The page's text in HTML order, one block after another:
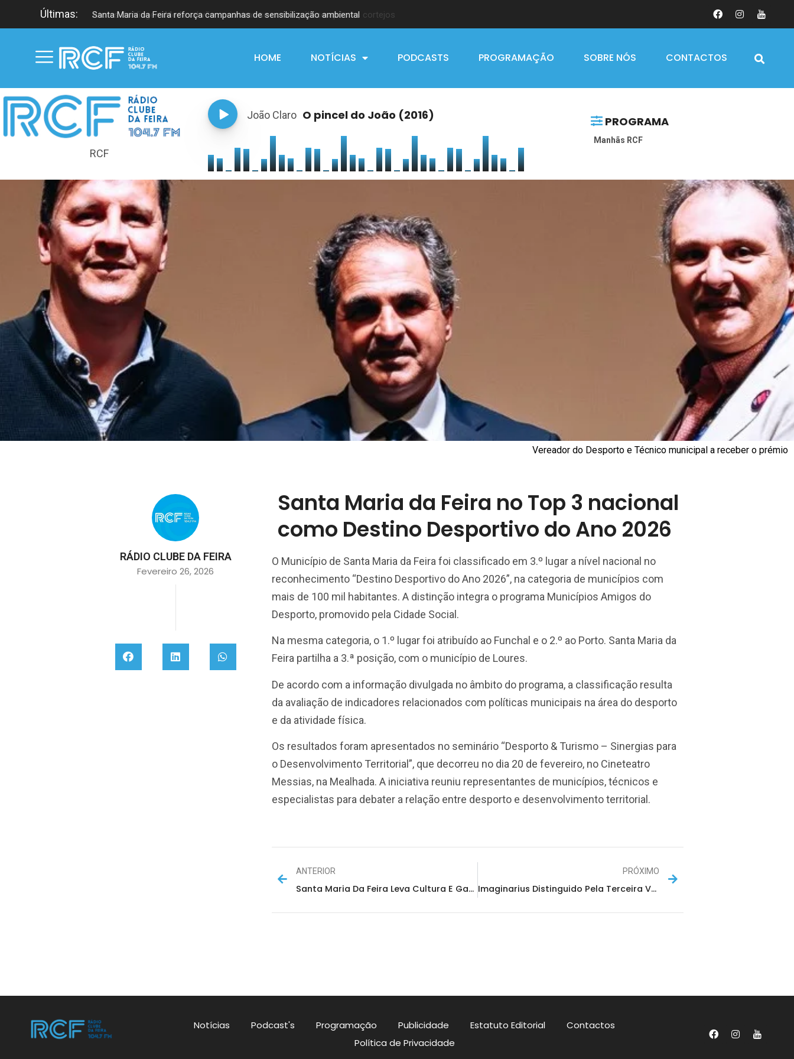
Últimas: Atores da Viagem Medieval vão encontrar-se com o público após os cortejos
Santa Maria da Feira reforça campanhas de sensibilização ambiental
HOME NOTÍCIAS PODCASTS PROGRAMAÇÃO SOBRE NÓS CONTACTOS
RCF
João Claro O pincel do João (2016) PROGRAMA
Manhãs RCF
Vereador do Desporto e Técnico municipal a receber o prémio
RÁDIO CLUBE DA FEIRA
Fevereiro 26, 2026
Santa Maria da Feira no Top 3 nacional
como Destino Desportivo do Ano 2026
O Município de Santa Maria da Feira foi classificado em 3.º lugar a nível nacional no
reconhecimento “Destino Desportivo do Ano 2026”, na categoria de municípios com
mais de 100 mil habitantes. A distinção integra o programa Municípios Amigos do
Desporto, promovido pela Cidade Social .
Na mesma categoria, o 1.º lugar foi atribuído ao Funchal e o 2.º ao Porto. Santa Maria da
Feirapartilha a 3.ª posição, com o município de Loures.
De acordo com a informação divulgada no âmbito do programa, a classificação resulta
da avaliação de indicadores relacionados com políticas municipais na área do desporto
e da atividade física.
Os resultados foram apresentados no seminário “Desporto & Turismo – Sinergias para
o Desenvolvimento Territorial”, que decorreu no dia 20 de fevereiro, no Cineteatro
Messias, na Mealhada. A iniciativa reuniu representantes de municípios, técnicos e
especialistas para debater a relação entre desporto e desenvolvimento territorial.
ANTERIOR
Santa Maria Da Feira Leva Cultura E Gastronomia À BTL 2026
PRÓXIMO
Imaginarius Distinguido Pela Terceira Vez Com Selo “Festival Acessível” Do Turismo De Portugal
Notícias Podcast's Programação Publicidade Estatuto Editorial
Contactos
Política de Privacidade